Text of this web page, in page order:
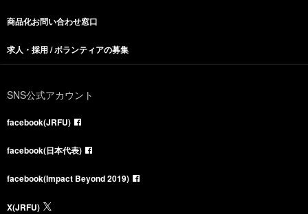
商品化お問い合わせ窓口
求人・採用 / ボランティアの募集
SNS公式アカウント
facebook(JRFU)
facebook(日本代表)
facebook(Impact Beyond 2019)
X(JRFU)